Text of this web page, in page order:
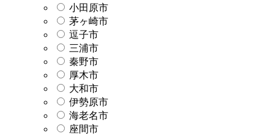
小田原市
茅ヶ崎市
逗子市
三浦市
秦野市
厚木市
大和市
伊勢原市
海老名市
座間市